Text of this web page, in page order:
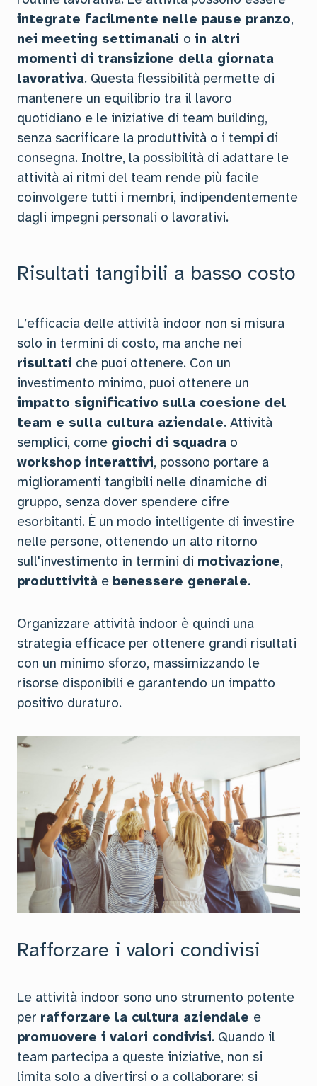
integrate facilmente nelle pause pranzo,
nei meeting settimanali o in altri
momenti di transizione della giornata
lavorativa. Questa flessibilità permette di
mantenere un equilibrio tra il lavoro
quotidiano e le iniziative di team building,
senza sacrificare la produttività o i tempi di
consegna. Inoltre, la possibilità di adattare le
attività ai ritmi del team rende più facile
coinvolgere tutti i membri, indipendentemente
dagli impegni personali o lavorativi.
Risultati tangibili a basso costo
L’efficacia delle attività indoor non si misura
solo in termini di costo, ma anche nei
risultati che puoi ottenere. Con un
investimento minimo, puoi ottenere un
impatto significativo sulla coesione del
team e sulla cultura aziendale. Attività
semplici, come giochi di squadra o
workshop interattivi, possono portare a
miglioramenti tangibili nelle dinamiche di
gruppo, senza dover spendere cifre
esorbitanti. È un modo intelligente di investire
nelle persone, ottenendo un alto ritorno
sull'investimento in termini di motivazione,
produttività e benessere generale.
Organizzare attività indoor è quindi una
strategia efficace per ottenere grandi risultati
con un minimo sforzo, massimizzando le
risorse disponibili e garantendo un impatto
positivo duraturo.
Rafforzare i valori condivisi
Le attività indoor sono uno strumento potente
per rafforzare la cultura aziendale e
promuovere i valori condivisi. Quando il
team partecipa a queste iniziative, non si
limita solo a divertirsi o a collaborare: si